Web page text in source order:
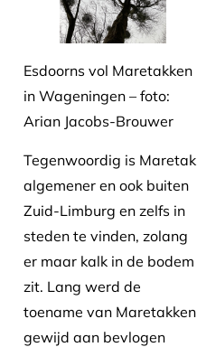
Esdoorns vol Maretakken
in Wageningen – foto:
Arian Jacobs-Brouwer
Tegenwoordig is Maretak
algemener en ook buiten
Zuid-Limburg en zelfs in
steden te vinden, zolang
er maar kalk in de bodem
zit. Lang werd de
toename van Maretakken
gewijd aan bevlogen